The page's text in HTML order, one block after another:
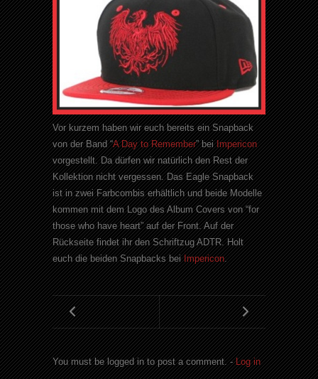
Vor kurzem haben wir euch bereits ein Snapback
von der Band “A Day to Remember” beiImpericon
vorgestellt. Da dürfen wir natürlich den Rest der
Kollektion nicht vergessen. Das Eagle Snapback
ist in zwei Farbcombis erhältlich und beide Modelle
kommen mit dem Logo des Album Covers von “for
those who have heart” auf der Front. Auf der
Rückseite findet ihr den Schriftzug ADTR. Holt
euch die beiden Snapbacks beiImpericon.
You must be logged in to post a comment. -Log in